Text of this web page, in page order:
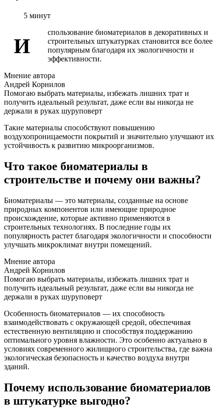
5 минут
И
спользование биоматериалов в декоративных и
строительных штукатурках становится все более
популярным благодаря их экологичности и
эффективности.
Мнение автора
Андрей Корнилов
Помогаю выбрать материалы, избежать лишних трат и
получить идеальный результат, даже если вы никогда не
держали в руках шуруповерт
Такие материалы способствуют повышению
воздухопроницаемости покрытий и значительно улучшают их
устойчивость к развитию микроорганизмов.
Что такое биоматериалы в
строительстве и почему они важны?
Биоматериалы — это материалы, созданные на основе
природных компонентов или имеющие природное
происхождение, которые активно применяются в
строительных технологиях. В последние годы их
популярность растет благодаря экологичности и способности
улучшать микроклимат внутри помещений.
Мнение автора
Андрей Корнилов
Помогаю выбрать материалы, избежать лишних трат и
получить идеальный результат, даже если вы никогда не
держали в руках шуруповерт
Особенность биоматериалов — их способность
взаимодействовать с окружающей средой, обеспечивая
естественную вентиляцию и способствуя поддержанию
оптимального уровня влажности. Это особенно актуально в
условиях современного жилищного строительства, где важна
экологическая безопасность и качество воздуха внутри
зданий.
Почему использование биоматериалов
в штукатурке выгодно?